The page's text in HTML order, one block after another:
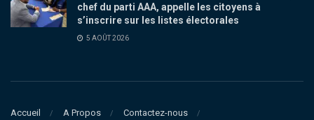
chef du parti AAA, appelle les citoyens à
s’inscrire sur les listes électorales
5 AOÛT 2026
Accueil A Propos Contactez-nous